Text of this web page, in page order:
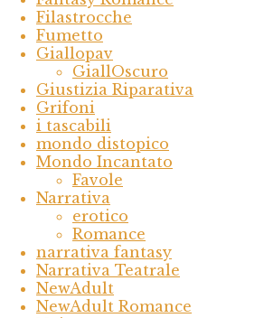
Filastrocche
Fumetto
Giallopav
GiallOscuro
Giustizia Riparativa
Grifoni
i tascabili
mondo distopico
Mondo Incantato
Favole
Narrativa
erotico
Romance
narrativa fantasy
Narrativa Teatrale
NewAdult
NewAdult Romance